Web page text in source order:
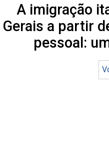
A imigração
Gerais a partir
pessoal: